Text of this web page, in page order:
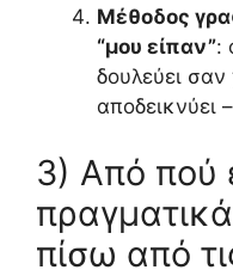
Μέθοδος
“μου είπαν”:
δουλεύει
αποδεικνύει –
3) Από πού
πίσω από